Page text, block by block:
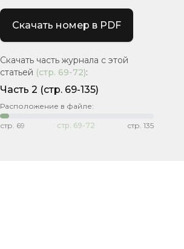
Скачать номер в PDF
Скачать часть журнала с этой
статьей (стр. 69-72):
Часть 2 (стр. 69-135)
Расположение в файле:
стр. 69 стр. 69-72 стр. 135